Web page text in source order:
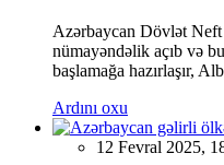
Azərbaycan Dövlət
nümayəndəlik açıb və
başlamağa hazırlaşır,
Ardını oxu
12 Fevral 2025,